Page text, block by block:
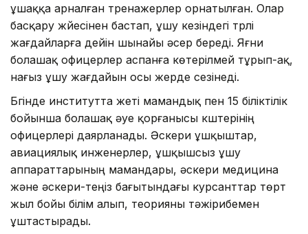
ұшаққа арналған тренажерлер орнатылған. Олар
басқару жүйесінен бастап, ұшу кезіндегі түрлі
жағдайларға дейін шынайы әсер береді. Яғни
болашақ офицерлер аспанға көтерілмей тұрып-ақ,
нағыз ұшу жағдайын осы жерде сезінеді.
Бүгінде институтта жеті мамандық пен 15 біліктілік
бойынша болашақ әуе қорғанысы күштерінің
офицерлері даярланады. Әскери ұшқыштар,
авиациялық инженерлер, ұшқышсыз ұшу
аппараттарының мамандары, әскери медицина
және әскери-теңіз бағытындағы курсанттар төрт
жыл бойы білім алып, теорияны тәжірибемен
ұштастырады.